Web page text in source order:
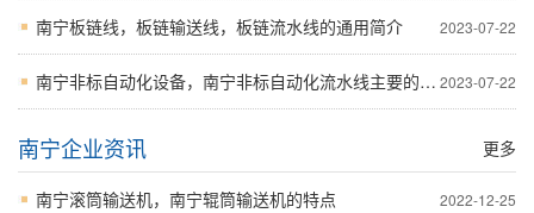
2023-07-22
南宁板链线，板链输送线，板链流水线的通用简介
2023-07-22
南宁非标自动化设备，南宁非标自动化流水线主要的应用的行业
更多
南宁企业资讯
2022-12-25
南宁滚筒输送机，南宁辊筒输送机的特点